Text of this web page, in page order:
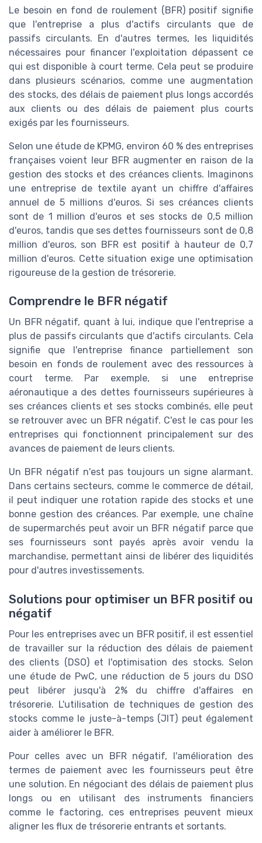
Le besoin en fond de roulement (BFR) positif signifie
que l'entreprise a plus d'actifs circulants que de
passifs circulants. En d'autres termes, les liquidités
nécessaires pour financer l'exploitation dépassent ce
qui est disponible à court terme. Cela peut se produire
dans plusieurs scénarios, comme une augmentation
des stocks, des délais de paiement plus longs accordés
aux clients ou des délais de paiement plus courts
exigés par les fournisseurs.
Selon une étude de KPMG, environ 60 % des entreprises
françaises voient leur BFR augmenter en raison de la
gestion des stocks et des créances clients. Imaginons
une entreprise de textile ayant un chiffre d'affaires
annuel de 5 millions d'euros. Si ses créances clients
sont de 1 million d'euros et ses stocks de 0,5 million
d'euros, tandis que ses dettes fournisseurs sont de 0,8
million d'euros, son BFR est positif à hauteur de 0,7
million d'euros. Cette situation exige une optimisation
rigoureuse de la gestion de trésorerie.
Comprendre le BFR négatif
Un BFR négatif, quant à lui, indique que l'entreprise a
plus de passifs circulants que d'actifs circulants. Cela
signifie que l'entreprise finance partiellement son
besoin en fonds de roulement avec des ressources à
court terme. Par exemple, si une entreprise
aéronautique a des dettes fournisseurs supérieures à
ses créances clients et ses stocks combinés, elle peut
se retrouver avec un BFR négatif. C'est le cas pour les
entreprises qui fonctionnent principalement sur des
avances de paiement de leurs clients.
Un BFR négatif n'est pas toujours un signe alarmant.
Dans certains secteurs, comme le commerce de détail,
il peut indiquer une rotation rapide des stocks et une
bonne gestion des créances. Par exemple, une chaîne
de supermarchés peut avoir un BFR négatif parce que
ses fournisseurs sont payés après avoir vendu la
marchandise, permettant ainsi de libérer des liquidités
pour d'autres investissements.
Solutions pour optimiser un BFR positif ou
négatif
Pour les entreprises avec un BFR positif, il est essentiel
de travailler sur la réduction des délais de paiement
des clients (DSO) et l'optimisation des stocks. Selon
une étude de PwC, une réduction de 5 jours du DSO
peut libérer jusqu'à 2% du chiffre d'affaires en
trésorerie. L'utilisation de techniques de gestion des
stocks comme le juste-à-temps (JIT) peut également
aider à améliorer le BFR.
Pour celles avec un BFR négatif, l'amélioration des
termes de paiement avec les fournisseurs peut être
une solution. En négociant des délais de paiement plus
longs ou en utilisant des instruments financiers
comme le factoring, ces entreprises peuvent mieux
aligner les flux de trésorerie entrants et sortants.